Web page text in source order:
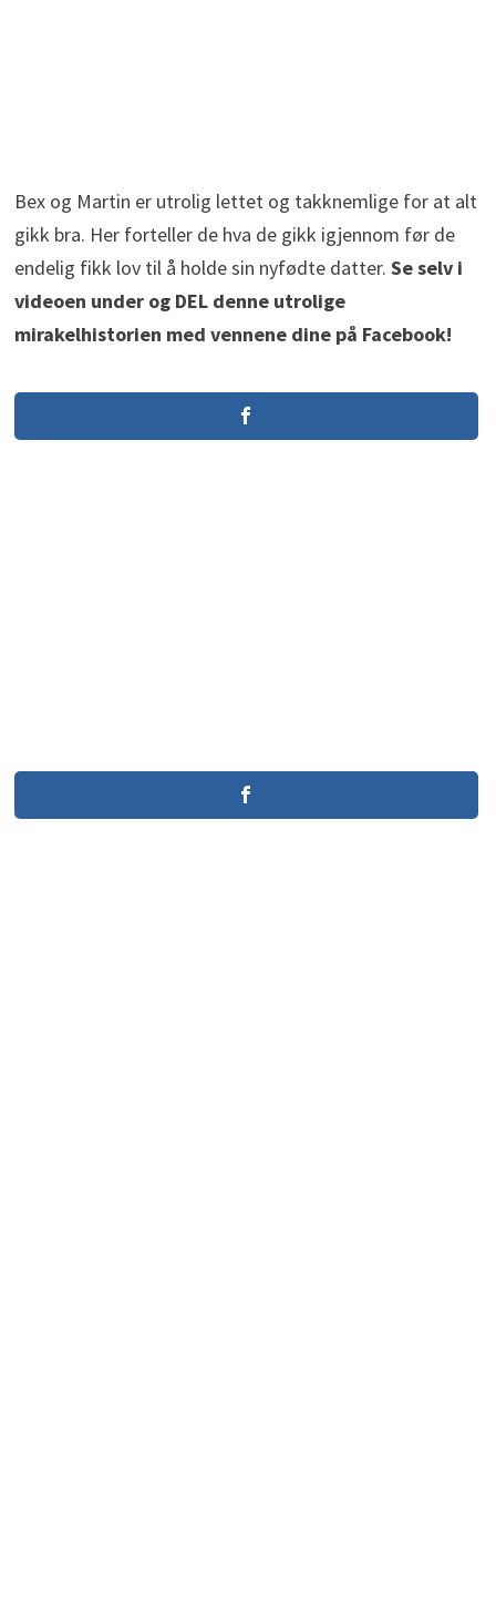
Bex og Martin er utrolig lettet og takknemlige for at alt
gikk bra. Her forteller de hva de gikk igjennom før de
endelig fikk lov til å holde sin nyfødte datter. Se selv i
videoen under og DEL denne utrolige
mirakelhistorien med vennene dine på Facebook!